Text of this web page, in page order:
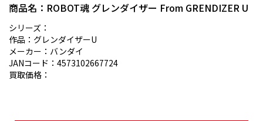
宅配買取のご案内
DELIVERY PURCHASE
買取お申し込み
ASSESSMENT
商品名：ROBOT魂 グレンダイザー From GRENDIZER U
シリーズ：
作品：グレンダイザーU
メーカー：バンダイ
JANコード：4573102667724
買取価格：